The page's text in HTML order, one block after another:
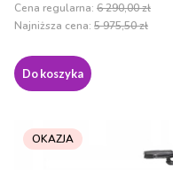
Cena regularna: 6 290,00 zł
Najniższa cena: 5 975,50 zł
Do koszyka
OKAZJA